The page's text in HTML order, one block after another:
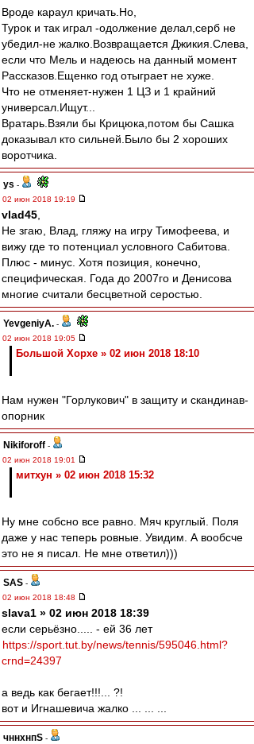
Вроде караул кричать.Но,
Турок и так играл -одолжение делал,серб не
убедил-не жалко.Возвращается Джикия.Слева,
если что Мель и надеюсь на данный момент
Рассказов.Ещенко год отыграет не хуже.
Что не отменяет-нужен 1 ЦЗ и 1 крайний
универсал.Ищут...
Вратарь.Взяли бы Крицюкa,потом бы Сашка
доказывал кто сильней.Было бы 2 хороших
воротчика.
ys -
02 июн 2018 19:19
vlad45
Не згаю, Влад, гляжу на игру Тимофеева, и
вижу где то потенциал условного Сабитова.
Плюс - минус. Хотя позиция, конечно,
специфическая. Года до 2007го и Денисова
многие считали бесцветной серостью.
YevgeniyA. -
02 июн 2018 19:05
Большой Хорхе » 02 июн 2018 18:10
Нам нужен "Горлукович" в защиту и скандинав-
опорник
Nikiforoff -
02 июн 2018 19:01
митхун » 02 июн 2018 15:32
Ну мне собсно все равно. Мяч круглый. Поля
даже у нас теперь ровные. Увидим. А вообсче
это не я писал. Не мне ответил)))
SAS -
02 июн 2018 18:48
slava1 » 02 июн 2018 18:39
если серьёзно..... - ей 36 лет
https://sport.tut.by/news/tennis/595046.html?
crnd=24397
а ведь как бегает!!!... ?!
вот и Игнашевича жалко ... ... ...
чннхнпS -